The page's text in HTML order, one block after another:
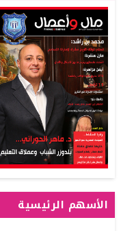
الأسهم الرئيسية